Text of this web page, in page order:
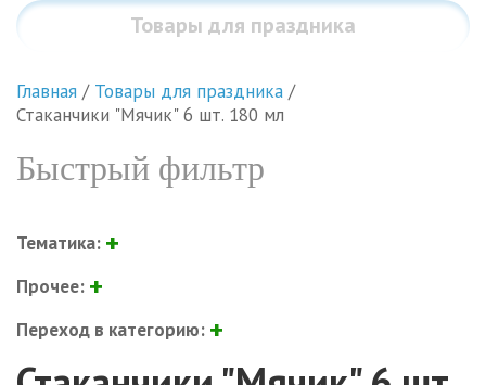
Товары для праздника
Главная / Товары для праздника /
Стаканчики "Мячик" 6 шт. 180 мл
Быстрый фильтр
Тематика:
Прочее:
Переход в категорию: